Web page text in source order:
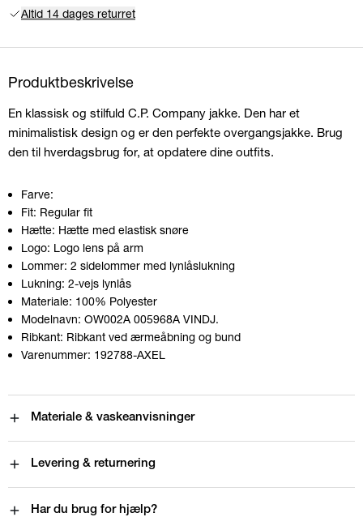
Altid 14 dages returret
Produktbeskrivelse
En klassisk og stilfuld C.P. Company jakke. Den har et
minimalistisk design og er den perfekte overgangsjakke. Brug
den til hverdagsbrug for, at opdatere dine outfits.
Farve:
Fit: Regular fit
Hætte: Hætte med elastisk snøre
Logo: Logo lens på arm
Lommer: 2 sidelommer med lynlåslukning
Lukning: 2-vejs lynlås
Materiale: 100% Polyester
Modelnavn: OW002A 005968A VINDJ.
Ribkant: Ribkant ved ærmeåbning og bund
Varenummer: 192788-AXEL
Materiale & vaskeanvisninger
Levering & returnering
Har du brug for hjælp?